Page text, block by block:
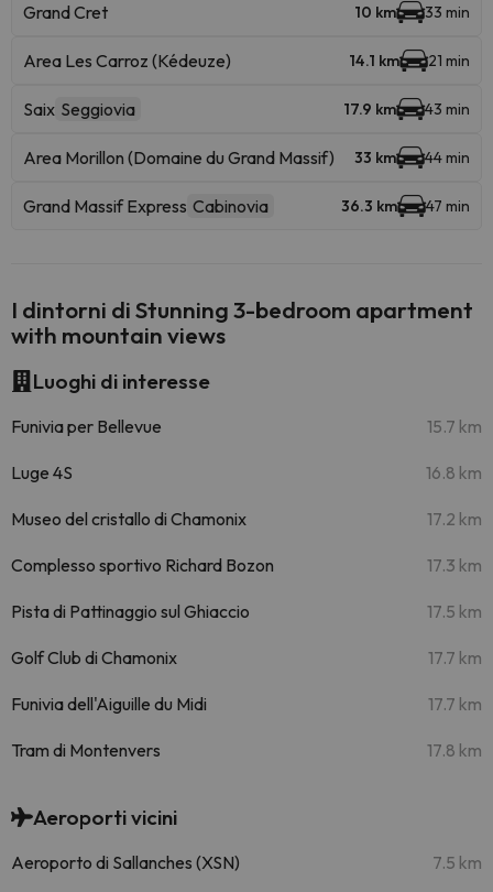
Grand Cret 10 km 33 min
Area Les Carroz (Kédeuze) 14.1 km 21 min
Saix Seggiovia 17.9 km 43 min
Area Morillon (Domaine du Grand Massif) 33 km 44 min
Grand Massif Express Cabinovia 36.3 km 47 min
I dintorni di Stunning 3-bedroom apartment
with mountain views
Luoghi di interesse
Funivia per Bellevue 15.7 km
Luge 4S 16.8 km
Museo del cristallo di Chamonix 17.2 km
Complesso sportivo Richard Bozon 17.3 km
Pista di Pattinaggio sul Ghiaccio 17.5 km
Golf Club di Chamonix 17.7 km
Funivia dell'Aiguille du Midi 17.7 km
Tram di Montenvers 17.8 km
Aeroporti vicini
Aeroporto di Sallanches (XSN) 7.5 km